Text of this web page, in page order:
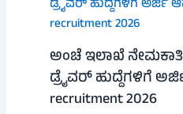
ಅಂಚೆ ಇಲಾಖೆ ನೇಮಕಾತಿ
ಡ್ರೈವರ್ ಹುದ್ದೆಗಳಿಗೆ
recruitment 2026